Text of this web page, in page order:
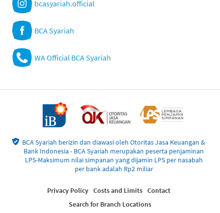
bcasyariah.official
BCA Syariah
WA Official BCA Syariah
BCA Syariah berizin dan diawasi oleh Otoritas Jasa Keuangan &
Bank Indonesia - BCA Syariah merupakan peserta penjaminan
LPS-Maksimum nilai simpanan yang dijamin LPS per nasabah
per bank adalah Rp2 miliar
Privacy Policy Costs and Limits Contact
Search for Branch Locations